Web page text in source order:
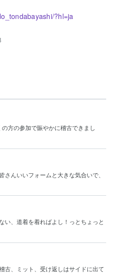
?hl=ja
方の参加で賑やかに稽古できまし
さんいいフォームと大きな気合いで、
い、道着を着ればよし！っとちょっと
古、ミット、受け返しはサイドに出て